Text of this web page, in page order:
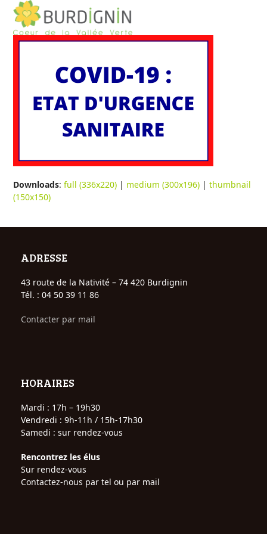
Skip
content
Open
mobile
Close
mobile
Downloads:full (336x220) | medium (300x196) |thumbnail
(150x150)
ADRESSE
43 route de la Nativité – 74 420 Burdignin
Tél. : 04 50 39 11 86
Contacter par mail
HORAIRES
Mardi : 17h – 19h30
Vendredi : 9h-11h / 15h-17h30
Samedi : sur rendez-vous
Rencontrez les élus
Sur rendez-vous
Contactez-nous par tel ou par mail